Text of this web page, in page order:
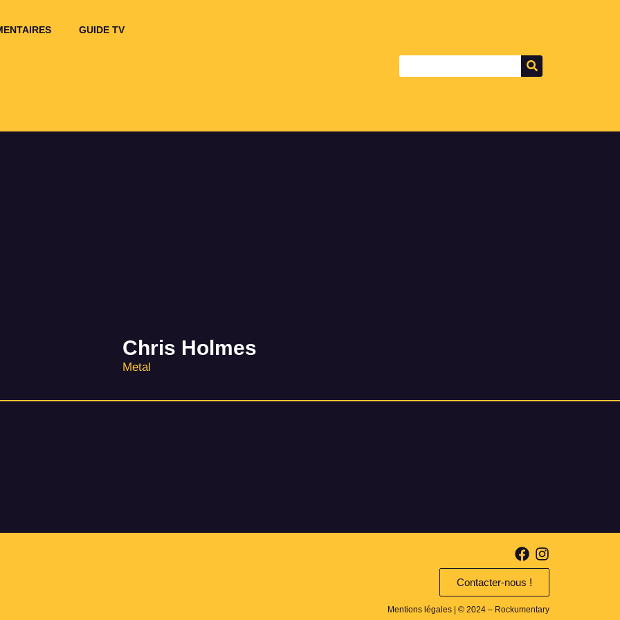
GUIDE TV
Chris Holmes
Metal
Contacter-nous !
Mentions légales | © 2024 – Rockumentary